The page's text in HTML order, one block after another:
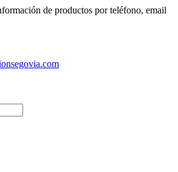
de productos por teléfono, email